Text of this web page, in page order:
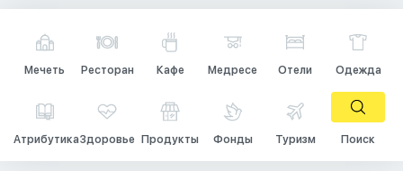
Мечеть Ресторан Кафе Медресе Отели Одежда
АтрибутикаЗдоровье Продукты Фонды Туризм Поиск